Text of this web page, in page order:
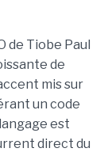
de Tiobe Paul
de
mis sur
un code
est
direct du